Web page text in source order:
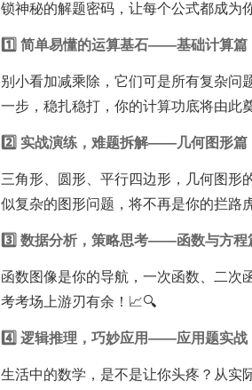
锁神秘的解题密码，让每个公式都成为
1️⃣ 简单易懂的运算基石——基础计算篇
别小看加减乘除，它们可是所有复杂问
一步，稳扎稳打，你的计算功底将由此
2️⃣ 实战演练，难题拆解——几何图形篇
三角形、圆形、平行四边形，几何图形
似复杂的图形问题，将不再是你的拦路
3️⃣ 数据分析，策略思考——函数与方程
函数图像是你的导航，一次函数、二次
考考场上游刃有余！📈🔍
4️⃣ 逻辑推理，巧妙应用——应用题实战
生活中的数学，是不是让你头疼？从实